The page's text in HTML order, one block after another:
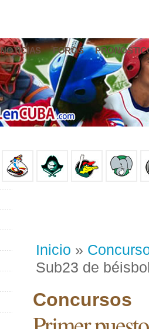
NOTICIAS FOROS
Inicio »
Sub23 de
Concursos